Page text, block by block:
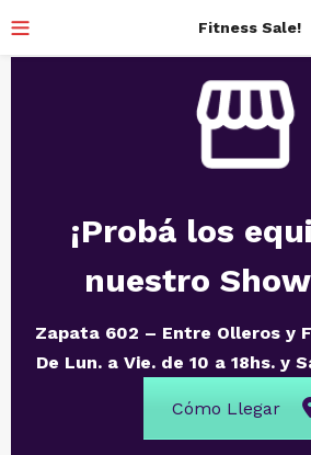
Fitness Sale!
¡Probá los
nuestro
Zapata 602 – Entre Olleros y
De Lun. a Vie. de 10 a 18hs. y
Cómo Llegar